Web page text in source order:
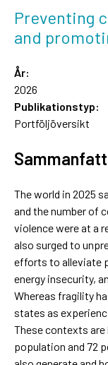
Preventing
and
År:
2026
Publikationstyp:
Portföljöversikt
The world in 2025
and the number of
violence were at a
also surged to
efforts to alleviate
energy insecurity,
Whereas fragility
states as
These contexts are
population and 72